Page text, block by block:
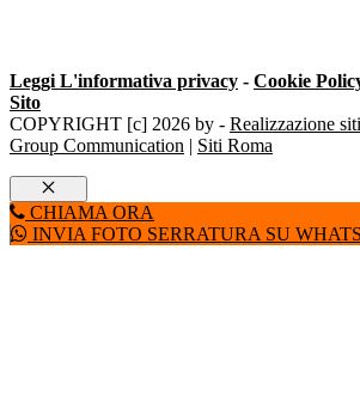
Leggi L'informativa privacy - Cookie
Sito
COPYRIGHT [c] 2026 by - Realizzazione
Group Communication | Siti Roma
Chiudi
CHIAMA ORA
INVIA FOTO SERRATURA SU